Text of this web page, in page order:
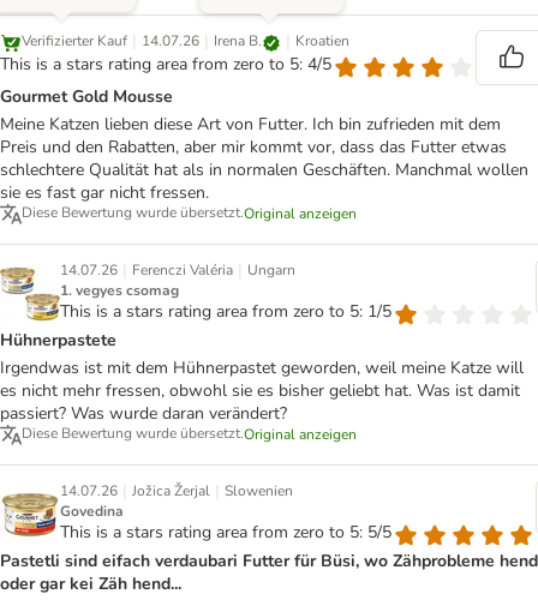
Verifizierter Kauf | 14.07.26 | Irena B. | Kroatien
This is a stars rating area from zero to 5: 4/5
Gourmet Gold Mousse
Meine Katzen lieben diese Art von Futter. Ich bin zufrieden mit dem
Preis und den Rabatten, aber mir kommt vor, dass das Futter etwas
schlechtere Qualität hat als in normalen Geschäften. Manchmal wollen
sie es fast gar nicht fressen.
Diese Bewertung wurde übersetzt.Original anzeigen
14.07.26 | Ferenczi Valéria | Ungarn
1. vegyes csomag
This is a stars rating area from zero to 5: 1/5
Hühnerpastete
Irgendwas ist mit dem Hühnerpastet geworden, weil meine Katze will
es nicht mehr fressen, obwohl sie es bisher geliebt hat. Was ist damit
passiert? Was wurde daran verändert?
Diese Bewertung wurde übersetzt.Original anzeigen
14.07.26 | Jožica Žerjal | Slowenien
Govedina
This is a stars rating area from zero to 5: 5/5
Pastetli sind eifach verdaubari Futter für Büsi, wo Zähprobleme hend
oder gar kei Zäh hend...